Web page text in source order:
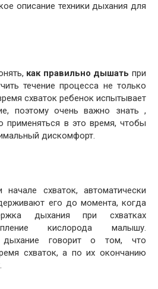
описание техники дыхания для
как правильно дышать при
течение процесса не только
схваток ребенок испытывает
поэтому очень важно знать ,
применяться в это время, чтобы
дискомфорт.
схваток, автоматически
его до момента, когда
дыхания при схватках
кислорода малышу.
дыхание говорит о том, что
схваток, а по их окончанию